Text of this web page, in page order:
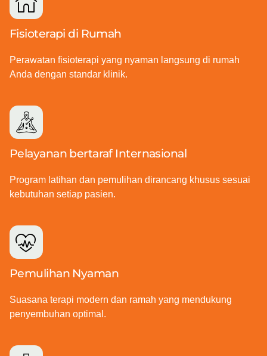
Fisioterapi di Rumah
Perawatan fisioterapi yang nyaman langsung di rumah
Anda dengan standar klinik.
Pelayanan bertaraf Internasional
Program latihan dan pemulihan dirancang khusus sesuai
kebutuhan setiap pasien.
Pemulihan Nyaman
Suasana terapi modern dan ramah yang mendukung
penyembuhan optimal.